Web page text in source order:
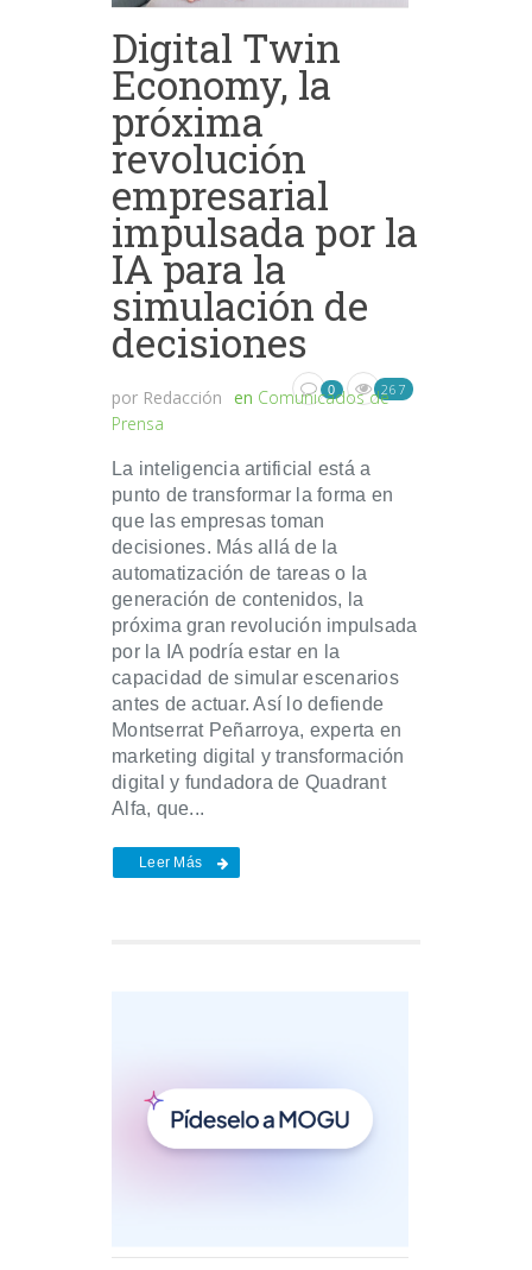
Digital Twin
Economy, la
próxima
revolución
empresarial
impulsada por la
IA para la
simulación de
decisiones
por Redacción en Comunicados de
Prensa
0 267
La inteligencia artificial está a
punto de transformar la forma en
que las empresas toman
decisiones. Más allá de la
automatización de tareas o la
generación de contenidos, la
próxima gran revolución impulsada
por la IA podría estar en la
capacidad de simular escenarios
antes de actuar. Así lo defiende
Montserrat Peñarroya, experta en
marketing digital y transformación
digital y fundadora de Quadrant
Alfa, que...
Leer Más